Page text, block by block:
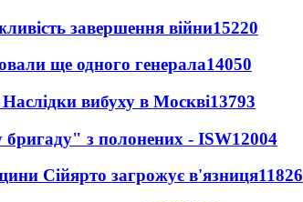
завершення війни15220
ще одного генерала14050
Наслідки вибуху в Москві13793
з полонених - ISW12004
Сійярто загрожує в'язниця11826